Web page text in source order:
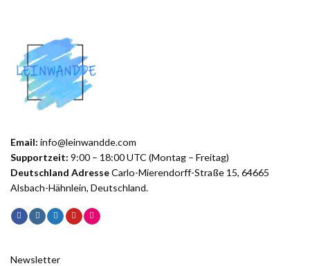
Email: info@leinwandde.com
Supportzeit: 9:00 – 18:00 UTC (Montag – Freitag)
Deutschland AdresseCarlo-Mierendorff-Straße 15, 64665
Alsbach-Hähnlein, Deutschland.
Newsletter